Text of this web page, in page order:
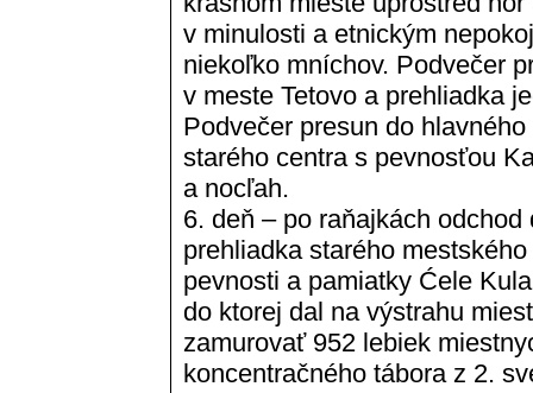
v minulosti a etnickým
niekoľko mníchov. Podvečer
v meste Tetovo a prehliadka
Podvečer presun do
starého centra s pevnosťou
a nocľah.
6. deň – po raňajkách
prehliadka starého
pevnosti a pamiatky Ćele
do ktorej dal na výstrahu
zamurovať 952 lebiek
koncentračného tábora z 2.